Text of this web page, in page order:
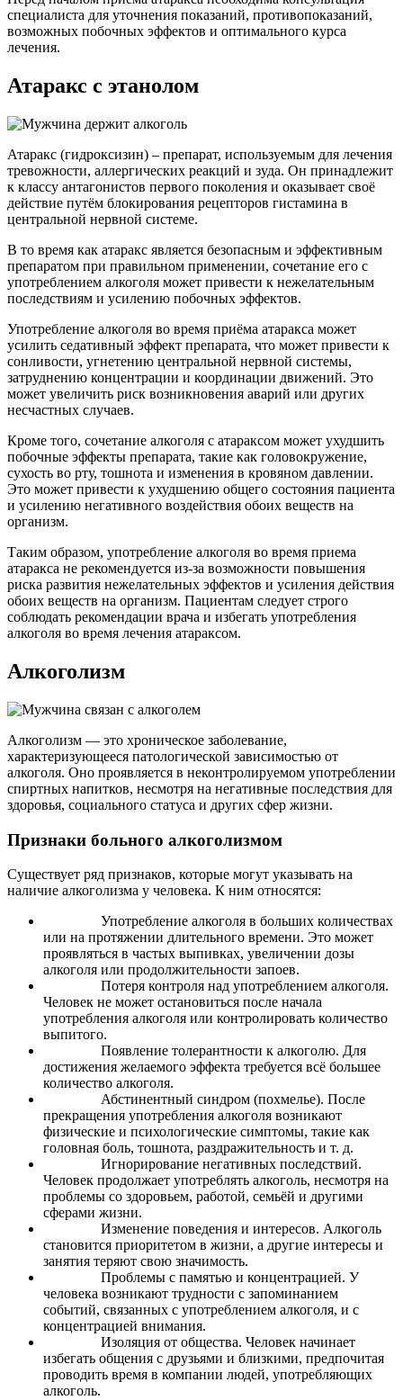
специалиста для уточнения показаний, противопоказаний,
возможных побочных эффектов и оптимального курса
лечения.
Атаракс с этанолом
Атаракс (гидроксизин) – препарат, используемым для лечения
тревожности, аллергических реакций и зуда. Он принадлежит
к классу антагонистов первого поколения и оказывает своё
действие путём блокирования рецепторов гистамина в
центральной нервной системе.
В то время как атаракс является безопасным и эффективным
препаратом при правильном применении, сочетание его с
употреблением алкоголя может привести к нежелательным
последствиям и усилению побочных эффектов.
Употребление алкоголя во время приёма атаракса может
усилить седативный эффект препарата, что может привести к
сонливости, угнетению центральной нервной системы,
затруднению концентрации и координации движений. Это
может увеличить риск возникновения аварий или других
несчастных случаев.
Кроме того, сочетание алкоголя с атараксом может ухудшить
побочные эффекты препарата, такие как головокружение,
сухость во рту, тошнота и изменения в кровяном давлении.
Это может привести к ухудшению общего состояния пациента
и усилению негативного воздействия обоих веществ на
организм.
Таким образом, употребление алкоголя во время приема
атаракса не рекомендуется из-за возможности повышения
риска развития нежелательных эффектов и усиления действия
обоих веществ на организм. Пациентам следует строго
соблюдать рекомендации врача и избегать употребления
алкоголя во время лечения атараксом.
Алкоголизм
Алкоголизм — это хроническое заболевание,
характеризующееся патологической зависимостью от
алкоголя. Оно проявляется в неконтролируемом употреблении
спиртных напитков, несмотря на негативные последствия для
здоровья, социального статуса и других сфер жизни.
Признаки больного алкоголизмом
Существует ряд признаков, которые могут указывать на
наличие алкоголизма у человека. К ним относятся:
Употребление алкоголя в больших количествах
или на протяжении длительного времени. Это может
проявляться в частых выпивках, увеличении дозы
алкоголя или продолжительности запоев.
Потеря контроля над употреблением алкоголя.
Человек не может остановиться после начала
употребления алкоголя или контролировать количество
выпитого.
Появление толерантности к алкоголю. Для
достижения желаемого эффекта требуется всё большее
количество алкоголя.
Абстинентный синдром (похмелье). После
прекращения употребления алкоголя возникают
физические и психологические симптомы, такие как
головная боль, тошнота, раздражительность и т. д.
Игнорирование негативных последствий.
Человек продолжает употреблять алкоголь, несмотря на
проблемы со здоровьем, работой, семьёй и другими
сферами жизни.
Изменение поведения и интересов. Алкоголь
становится приоритетом в жизни, а другие интересы и
занятия теряют свою значимость.
Проблемы с памятью и концентрацией. У
человека возникают трудности с запоминанием
событий, связанных с употреблением алкоголя, и с
концентрацией внимания.
Изоляция от общества. Человек начинает
избегать общения с друзьями и близкими, предпочитая
проводить время в компании людей, употребляющих
алкоголь.